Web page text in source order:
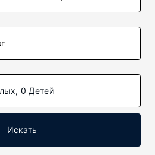
0 Детей
Искать